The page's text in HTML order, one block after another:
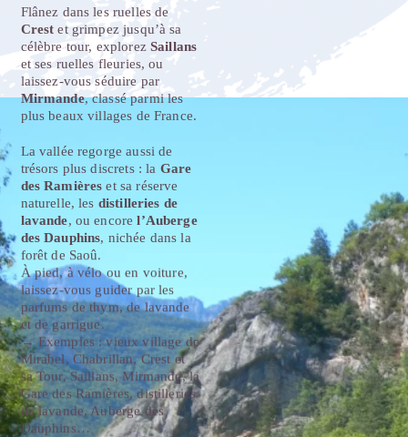
Flânez dans les ruelles de
Crest et grimpez jusqu’à sa
célèbre tour, explorez Saillans
et ses ruelles fleuries, ou
laissez-vous séduire par
Mirmande, classé parmi les
plus beaux villages de France.
La vallée regorge aussi de
trésors plus discrets : la Gare
des Ramières et sa réserve
naturelle, les distilleries de
lavande, ou encorel’Auberge
des Dauphins, nichée dans la
forêt de Saoû.
À pied, à vélo ou en voiture,
laissez-vous guider par les
parfums de thym, de lavande
et de garrigue.
→ Exemples : vieux village de
Mirabel, Chabrillan, Crest et
sa Tour, Saillans, Mirmande, la
Gare des Ramières, distilleries
de lavande, Auberge des
Dauphins…